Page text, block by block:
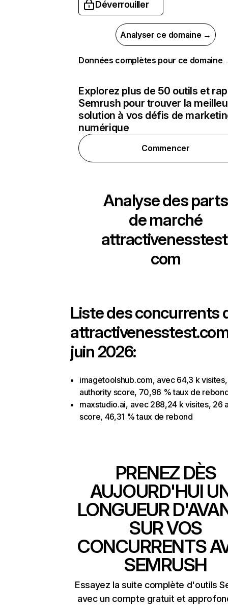
Déverrouiller
Analyser ce domaine →
Données complètes pour ce domaine
Explorez plus de 50 outils et
Semrush pour trouver la
solution à vos défis de
numérique
Commencer
Analyse des parts
de marché
com
Liste des concurrents
juin 2026:
imagetoolshub.com, avec 64,3 k
authority score, 70,96 % taux de
maxstudio.ai, avec 288,24 k visites, 26
score, 46,31 % taux de rebond
PRENEZ DÈS
AUJOURD'HUI
LONGUEUR
SUR VOS
CONCURRENTS
SEMRUSH
Essayez la suite complète d'outils
avec un compte gratuit et